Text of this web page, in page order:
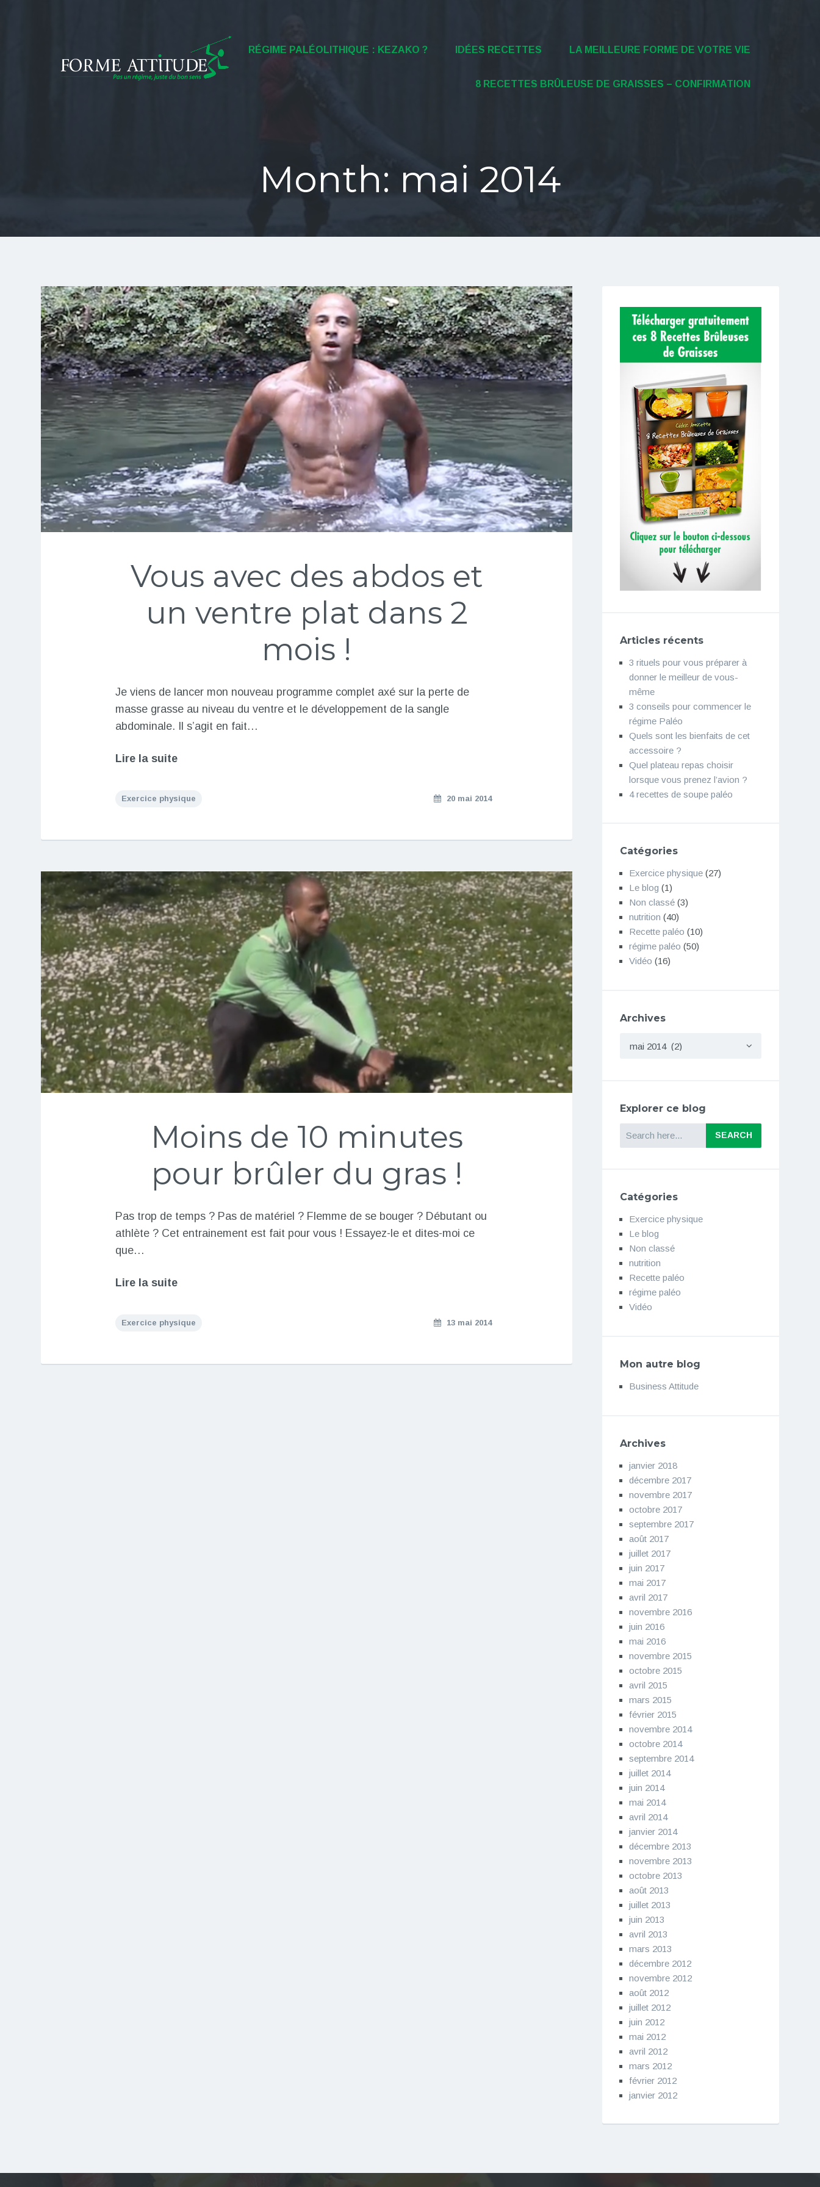
RÉGIME PALÉOLITHIQUE : KEZAKO ? IDÉES RECETTES LA MEILLEURE FORME DE VOTRE VIE
8 RECETTES BRÛLEUSE DE GRAISSES – CONFIRMATION
Month: mai 2014
Vous avec des abdos et
un ventre plat dans 2
mois !
Je viens de lancer mon nouveau programme complet axé sur la perte de
masse grasse au niveau du ventre et le développement de la sangle
abdominale. Il s’agit en fait…
Lire la suite
Exercice physique 20 mai 2014
Moins de 10 minutes
pour brûler du gras !
Pas trop de temps ? Pas de matériel ? Flemme de se bouger ? Débutant ou
athlète ? Cet entrainement est fait pour vous ! Essayez-le et dites-moi ce
que…
Lire la suite
Exercice physique 13 mai 2014
Articles récents
3 rituels pour vous préparer à
donner le meilleur de vous-
même
3 conseils pour commencer le
régime Paléo
Quels sont les bienfaits de cet
accessoire ?
Quel plateau repas choisir
lorsque vous prenez l’avion ?
4 recettes de soupe paléo
Catégories
Exercice physique(27)
Le blog (1)
Non classé(3)
nutrition (40)
Recette paléo (10)
régime paléo (50)
Vidéo (16)
Archives
Explorer ce blog
Catégories
Exercice physique
Le blog
Non classé
nutrition
Recette paléo
régime paléo
Vidéo
Mon autre blog
Business Attitude
Archives
janvier 2018
décembre 2017
novembre 2017
octobre 2017
septembre 2017
août 2017
juillet 2017
juin 2017
mai 2017
avril 2017
novembre 2016
juin 2016
mai 2016
novembre 2015
octobre 2015
avril 2015
mars 2015
février 2015
novembre 2014
octobre 2014
septembre 2014
juillet 2014
juin 2014
mai 2014
avril 2014
janvier 2014
décembre 2013
novembre 2013
octobre 2013
août 2013
juillet 2013
juin 2013
avril 2013
mars 2013
décembre 2012
novembre 2012
août 2012
juillet 2012
juin 2012
mai 2012
avril 2012
mars 2012
février 2012
janvier 2012